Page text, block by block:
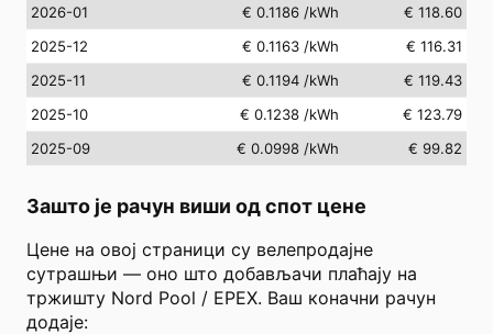
2026-01
€ 0.1186 /kWh
€ 118.60
2025-12
€ 0.1163 /kWh
€ 116.31
2025-11
€ 0.1194 /kWh
€ 119.43
2025-10
€ 0.1238 /kWh
€ 123.79
2025-09
€ 0.0998 /kWh € 99.82
Зашто је рачун виши од спот цене
Цене на овој страници су велепродајне
сутрашњи — оно што добављачи плаћају на
тржишту Nord Pool / EPEX. Ваш коначни рачун
додаје: